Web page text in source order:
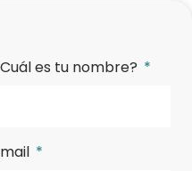
es tu nombre?